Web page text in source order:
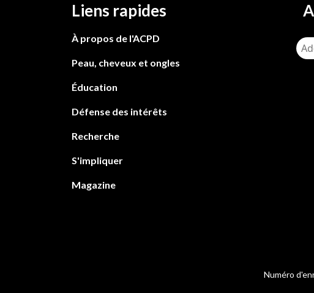
Liens rapides
À propos de l'ACPD
Peau, cheveux et ongles
Éducation
Défense des intérêts
Recherche
S'impliquer
Magazine
Numéro